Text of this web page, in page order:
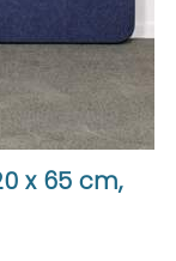
x 65 cm,